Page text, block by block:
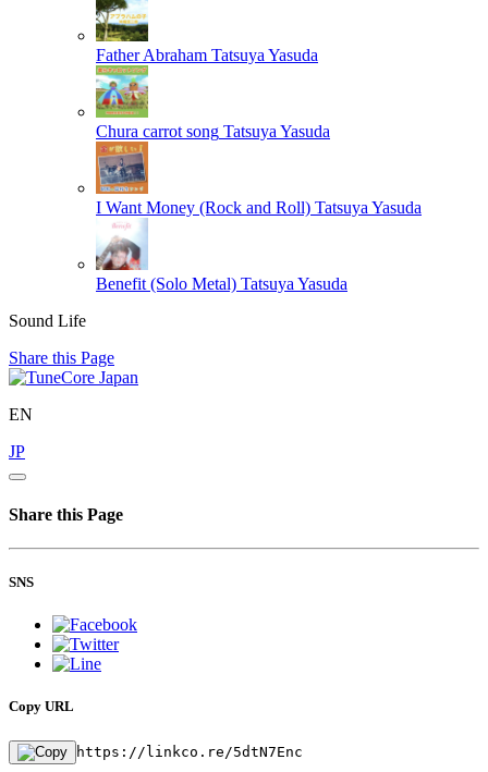
Father Abraham Tatsuya Yasuda
Chura carrot song Tatsuya Yasuda
I Want Money (Rock and Roll) Tatsuya Yasuda
Benefit (Solo Metal) Tatsuya Yasuda
Sound Life
Share this Page
EN
JP
Share this Page
SNS
Copy URL
https://linkco.re/5dtN7Enc